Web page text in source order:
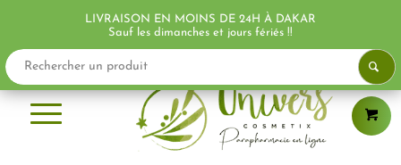
LIVRAISON EN MOINS DE 24H À DAKAR
Sauf les dimanches et jours fériés !!